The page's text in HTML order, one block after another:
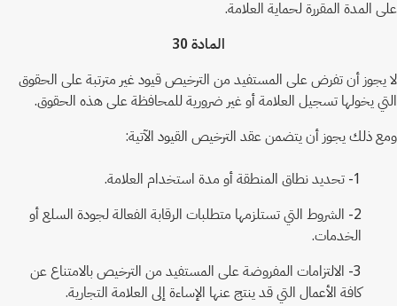
على المدة المقررة لحماية العلامة.
المادة 30
لا يجوز أن تفرض على المستفيد من الترخيص قيود غير مترتبة على الحقوق
التي يخولها تسجيل العلامة أو غير ضرورية للمحافظة على هذه الحقوق.
ومع ذلك يجوز أن يتضمن عقد الترخيص القيود الآتية:
1- تحديد نطاق المنطقة أو مدة استخدام العلامة.
2- الشروط التي تستلزمها متطلبات الرقابة الفعالة لجودة السلع أو
الخدمات.
3- الالتزامات المفروضة على المستفيد من الترخيص بالامتناع عن
كافة الأعمال التي قد ينتج عنها الإساءة إلى العلامة التجارية.